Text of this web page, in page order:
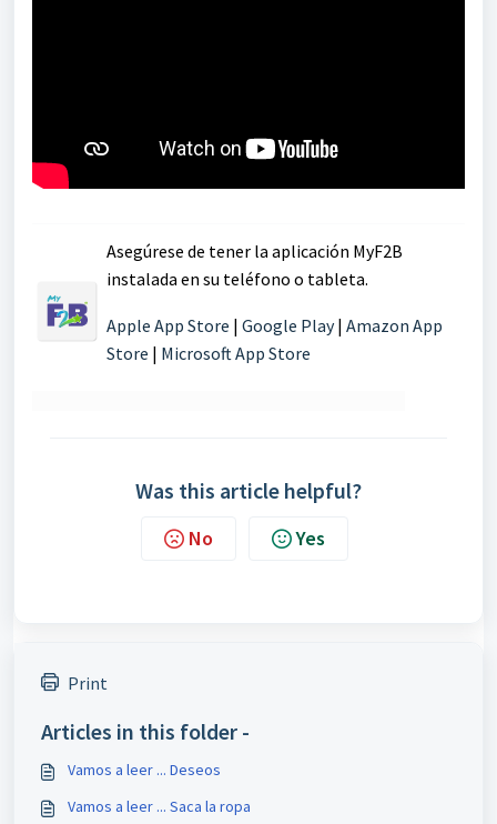
Asegúrese de tener la aplicación MyF2B
instalada en su teléfono o tableta.
Apple App Store | Google Play| Amazon App
Store | Microsoft App Store
Was this article helpful?
No Yes
Print
Articles in this folder -
Vamos a leer ... Deseos
Vamos a leer ... Saca la ropa